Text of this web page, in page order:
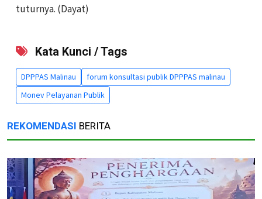
tuturnya. (Dayat)
Kata Kunci / Tags
DPPPAS Malinau
forum konsultasi publik DPPPAS malinau
Monev Pelayanan Publik
REKOMENDASI BERITA